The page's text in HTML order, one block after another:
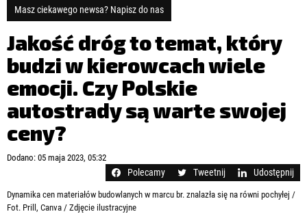
Zapamiętaj mnie
Zapomniałeś hasła?
Kliknij tutaj
zaloguj się
SPOŁECZEŃSTWO
EDUKACJA
MEDIA
ZDROWIE I URODA
KULTURA
LIFESTYLE
OPINIE I KOMENTARZE
Masz ciekawego newsa? Napisz do nas
Jakość dróg to temat, który
budzi w kierowcach wiele
emocji. Czy Polskie
autostrady są warte swojej
ceny?
Dodano: 05 maja 2023, 05:32
Polecamy Tweetnij Udostępnij
Dynamika cen materiałów budowlanych w marcu br. znalazła się na równi pochyłej /
Fot. Prill, Canva / Zdjęcie ilustracyjne